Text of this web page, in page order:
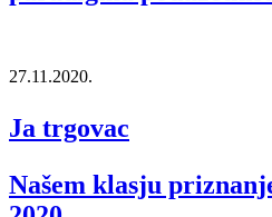
27.11.2020.
Ja trgovac
Našem klasju